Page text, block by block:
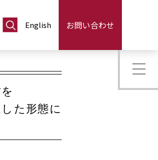
English お問い合わせ
た形態に